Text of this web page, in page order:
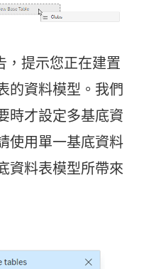
，提示您正在建置
的資料模型。我們
時才設定多基底資
使用單一基底資料
資料表模型所帶來